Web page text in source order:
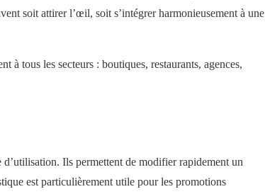
soit attirer l’œil, soit s’intégrer harmonieusement à une
à tous les secteurs : boutiques, restaurants, agences,
Ils permettent de modifier rapidement un
est particulièrement utile pour les promotions